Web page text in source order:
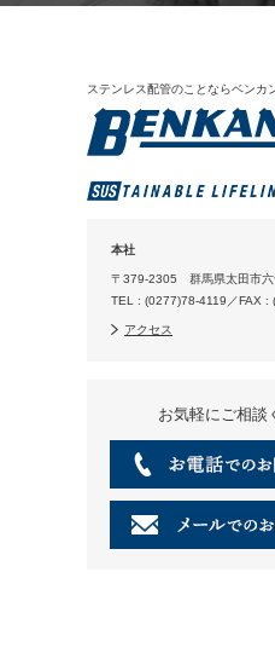
ステンレス配管のことならベンカ
本社
〒379-2305 群馬県太田市六
TEL : (0277)78-4119／FAX :
アクセス
お気軽にご相談